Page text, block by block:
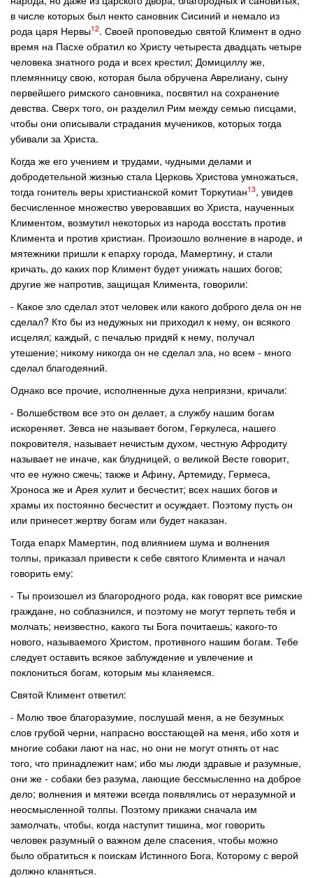
в числе которых был некто сановник Сисиний и немало из
рода царя Нервы12. Своей проповедью святой Климент в одно
время на Пасхе обратил ко Христу четыреста двадцать четыре
человека знатного рода и всех крестил; Домициллу же,
племянницу свою, которая была обручена Аврелиану, сыну
первейшего римского сановника, посвятил на сохранение
девства. Сверх того, он разделил Рим между семью писцами,
чтобы они описывали страдания мучеников, которых тогда
убивали за Христа.
Когда же его учением и трудами, чудными делами и
добродетельной жизнью стала Церковь Христова умножаться,
тогда гонитель веры христианской комит Торкутиан13, увидев
бесчисленное множество уверовавших во Христа, наученных
Климентом, возмутил некоторых из народа восстать против
Климента и против христиан. Произошло волнение в народе, и
мятежники пришли к епарху города, Мамертину, и стали
кричать, до каких пор Климент будет унижать наших богов;
другие же напротив, защищая Климента, говорили:
- Какое зло сделал этот человек или какого доброго дела он не
сделал? Кто бы из недужных ни приходил к нему, он всякого
исцелял; каждый, с печалью придяй к нему, получал
утешение; никому никогда он не сделал зла, но всем - много
сделал благодеяний.
Однако все прочие, исполненные духа неприязни, кричали:
- Волшебством все это он делает, а службу нашим богам
искореняет. Зевса не называет богом, Геркулеса, нашего
покровителя, называет нечистым духом, честную Афродиту
называет не иначе, как блудницей, о великой Весте говорит,
что ее нужно сжечь; также и Афину, Артемиду, Гермеса,
Хроноса же и Арея хулит и бесчестит; всех наших богов и
храмы их постоянно бесчестит и осуждает. Поэтому пусть он
или принесет жертву богам или будет наказан.
Тогда епарх Мамертин, под влиянием шума и волнения
толпы, приказал привести к себе святого Климента и начал
говорить ему:
- Ты произошел из благородного рода, как говорят все римские
граждане, но соблазнился, и поэтому не могут терпеть тебя и
молчать; неизвестно, какого ты Бога почитаешь; какого-то
нового, называемого Христом, противного нашим богам. Тебе
следует оставить всякое заблуждение и увлечение и
поклониться богам, которым мы кланяемся.
Святой Климент ответил:
- Молю твое благоразумие, послушай меня, а не безумных
слов грубой черни, напрасно восстающей на меня, ибо хотя и
многие собаки лают на нас, но они не могут отнять от нас
того, что принадлежит нам; ибо мы люди здравые и разумные,
они же - собаки без разума, лающие бессмысленно на доброе
дело; волнения и мятежи всегда появлялись от неразумной и
неосмысленной толпы. Поэтому прикажи сначала им
замолчать, чтобы, когда наступит тишина, мог говорить
человек разумный о важном деле спасения, чтобы можно
было обратиться к поискам Истинного Бога, Которому с верой
должно кланяться.